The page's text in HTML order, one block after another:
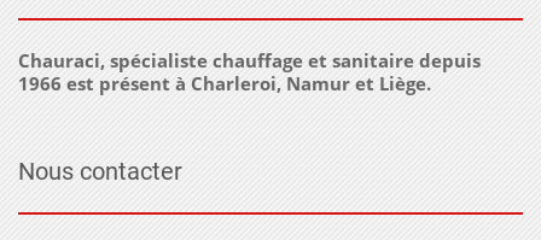
Chauraci, spécialiste chauffage et sanitaire depuis
1966 est présent à Charleroi, Namur et Liège.
Nous contacter